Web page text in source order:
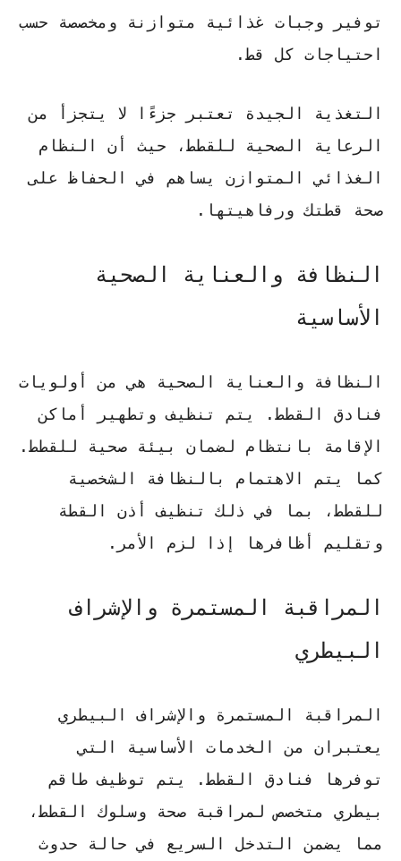
توفير وجبات غذائية متوازنة ومخصصة حسب
احتياجات كل قط.
التغذية الجيدة تعتبر جزءًا لا يتجزأ من
الرعاية الصحية للقطط، حيث أن النظام
الغذائي المتوازن يساهم في الحفاظ على
صحة قطتك ورفاهيتها.
النظافة والعناية الصحية
الأساسية
النظافة والعناية الصحية هي من أولويات
فنادق القطط.
يتم تنظيف وتطهير أماكن
الإقامة بانتظام لضمان بيئة صحية للقطط.
كما يتم الاهتمام بالنظافة الشخصية
للقطط، بما في ذلك تنظيف أذن القطة
وتقليم أظافرها إذا لزم الأمر.
المراقبة المستمرة والإشراف
البيطري
المراقبة المستمرة والإشراف البيطري
يعتبران من الخدمات الأساسية التي
توفرها فنادق القطط.
يتم توظيف طاقم
بيطري متخصص لمراقبة صحة وسلوك القطط،
مما يضمن التدخل السريع في حالة حدوث